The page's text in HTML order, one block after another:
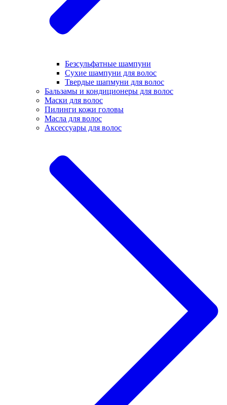
Безсульфатные шампуни
Сухие шампуни для волос
Твердые шапмуни для волос
Бальзамы и кондиционеры для волос
Маски для волос
Пилинги кожи головы
Масла для волос
Аксессуары для волос